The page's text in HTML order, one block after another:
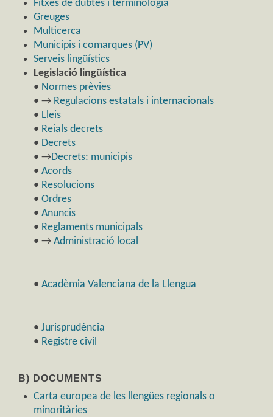
Fitxes de dubtes i terminologia
Greuges
Multicerca
Municipis i comarques (PV)
Serveis lingüístics
Legislació lingüística
• Normes prèvies
• → Regulacions estatals i internacionals
• Lleis
• Reials decrets
• Decrets
• →Decrets: municipis
• Acords
• Resolucions
• Ordres
• Anuncis
• Reglaments municipals
• → Administració local
• Acadèmia Valenciana de la Llengua
• Jurisprudència
• Registre civil
B) DOCUMENTS
Carta europea de les llengües regionals o
minoritàries